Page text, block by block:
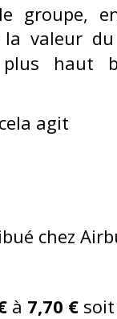
groupe,
valeur
haut
agit
chez
à 7,70 €